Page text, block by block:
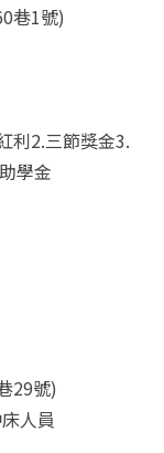
巷1號)
利2.三節獎金3.
學金
29號)
人員